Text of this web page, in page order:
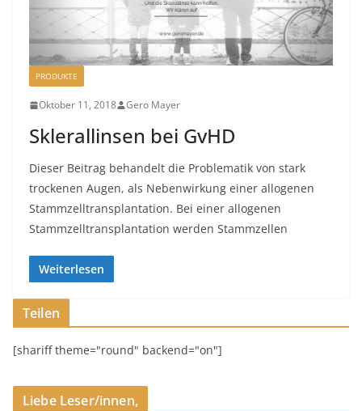
PRODUKTE
Oktober 11, 2018 Gero Mayer
Sklerallinsen bei GvHD
Dieser Beitrag behandelt die Problematik von stark
trockenen Augen, als Nebenwirkung einer allogenen
Stammzelltransplantation. Bei einer allogenen
Stammzelltransplantation werden Stammzellen
Weiterlesen
Teilen
[shariff theme="round" backend="on"]
Liebe Leser/innen,